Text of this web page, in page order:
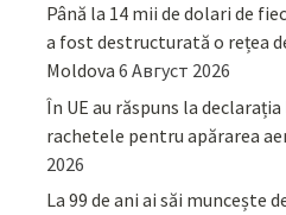
Până la 14 mii de dolari de
a fost destructurată o rețea
Moldova 6 Август 2026
În UE au răspuns la
rachetele pentru apărarea
2026
La 99 de ani ai săi muncește